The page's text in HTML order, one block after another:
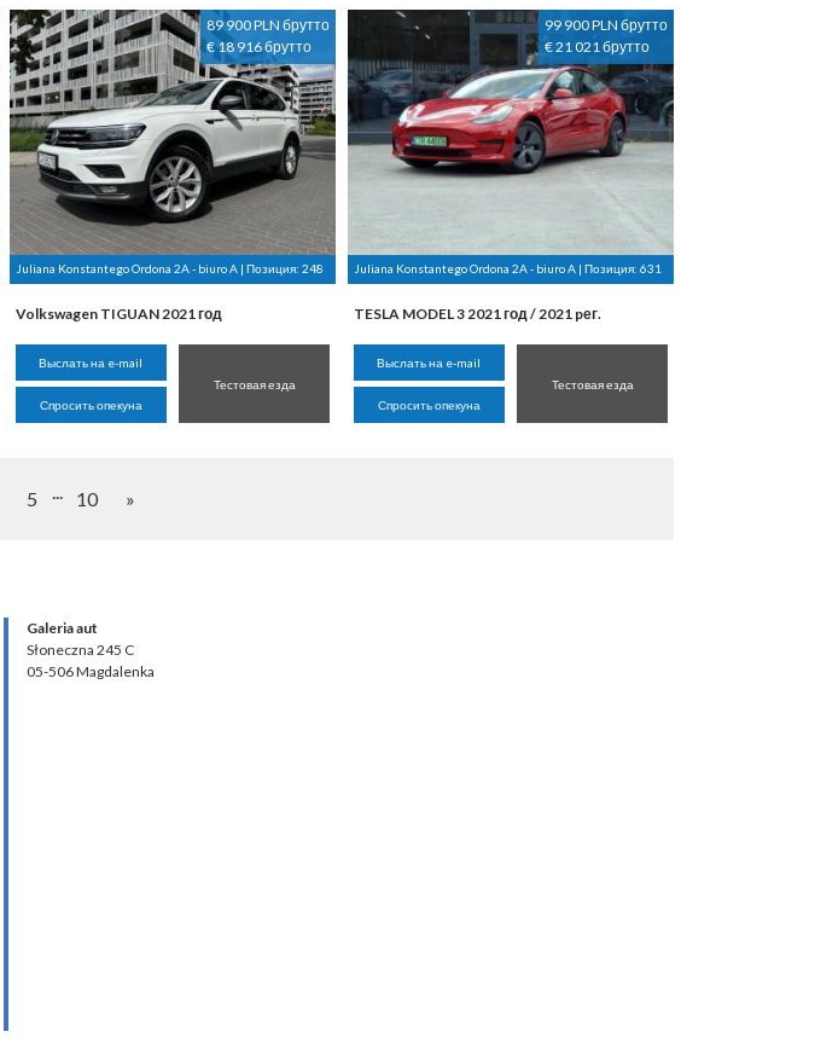
89 900 PLN брутто
€ 18 916 брутто
Juliana Konstantego Ordona 2A - biuro A | Позиция: 248
Volkswagen TIGUAN 2021 год
Выслать на e-mail
Спросить опекуна
Тестовая езда
99 900 PLN брутто
€ 21 021 брутто
Juliana Konstantego Ordona 2A - biuro A | Позиция: 631
TESLA MODEL 3 2021 год / 2021 pег.
Выслать на e-mail
Спросить опекуна
Тестовая езда
5 ... 10 »
Galeria aut
Słoneczna 245 C
05-506 Magdalenka